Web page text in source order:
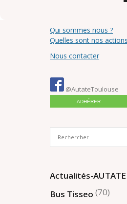
Qui sommes nous ?
Quelles sont nos
Nous contacter
@AutateToulouse
ADHÉRER
Actualités-AUTATE
Bus Tisseo (70)